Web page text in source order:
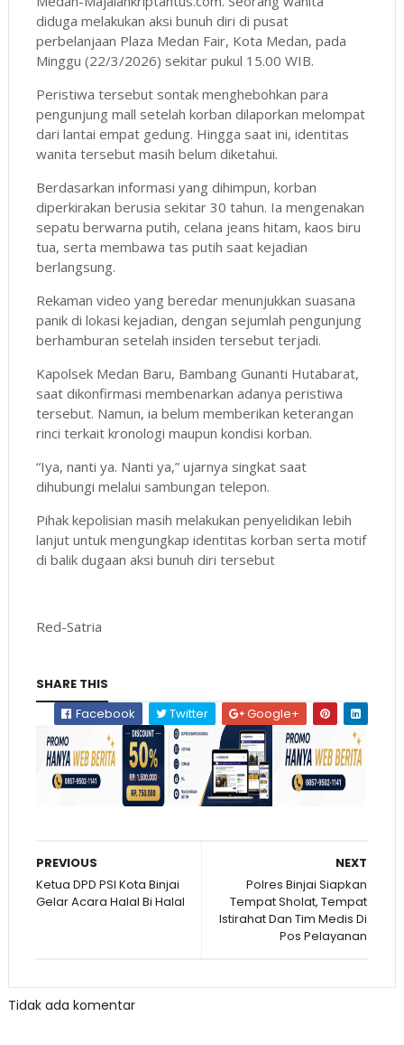
diduga melakukan aksi bunuh diri di pusat
perbelanjaan Plaza Medan Fair, Kota Medan, pada
Minggu (22/3/2026) sekitar pukul 15.00 WIB.
Peristiwa tersebut sontak menghebohkan para
pengunjung mall setelah korban dilaporkan melompat
dari lantai empat gedung. Hingga saat ini, identitas
wanita tersebut masih belum diketahui.
Berdasarkan informasi yang dihimpun, korban
diperkirakan berusia sekitar 30 tahun. Ia mengenakan
sepatu berwarna putih, celana jeans hitam, kaos biru
tua, serta membawa tas putih saat kejadian
berlangsung.
Rekaman video yang beredar menunjukkan suasana
panik di lokasi kejadian, dengan sejumlah pengunjung
berhamburan setelah insiden tersebut terjadi.
Kapolsek Medan Baru, Bambang Gunanti Hutabarat,
saat dikonfirmasi membenarkan adanya peristiwa
tersebut. Namun, ia belum memberikan keterangan
rinci terkait kronologi maupun kondisi korban.
“Iya, nanti ya. Nanti ya,” ujarnya singkat saat
dihubungi melalui sambungan telepon.
Pihak kepolisian masih melakukan penyelidikan lebih
lanjut untuk mengungkap identitas korban serta motif
di balik dugaan aksi bunuh diri tersebut
Red-Satria
SHARE THIS
Facebook
Twitter Google+
NEXT
Polres Binjai Siapkan
Tempat Sholat, Tempat
Istirahat Dan Tim Medis Di
Pos Pelayanan
PREVIOUS
Ketua DPD PSI Kota Binjai
Gelar Acara Halal Bi Halal
Tidak ada komentar